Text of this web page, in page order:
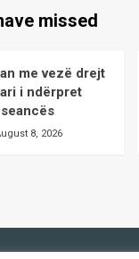
missed
me vezë drejt
i ndërpret
8, 2026